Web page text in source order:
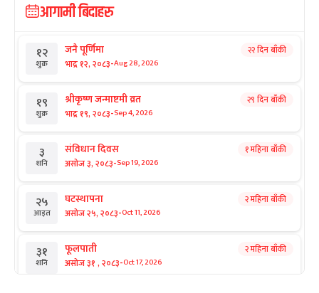
आगामी बिदाहरु
१२
शुक्र
जनै पूर्णिमा
भाद्र १२, २०८३-Aug 28, 2026
२२ दिन बाँकी
१९
शुक्र
श्रीकृष्ण जन्माष्टमी व्रत
भाद्र १९, २०८३-Sep 4, 2026
२९ दिन बाँकी
३
शनि
संविधान दिवस
असोज ३, २०८३-Sep 19, 2026
१ महिना बाँकी
२५
आइत
घटस्थापना
असोज २५, २०८३-Oct 11, 2026
२ महिना बाँकी
३१
शनि
फूलपाती
असोज ३१ , २०८३-Oct 17, 2026
२ महिना बाँकी